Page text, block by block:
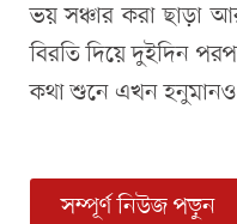
ভয় সঞ্চার করা ছাড়া
বিরতি দিয়ে দুইদিন
কথা শুনে এখন হনুমানও
সম্পূর্ণ নিউজ পড়ুন